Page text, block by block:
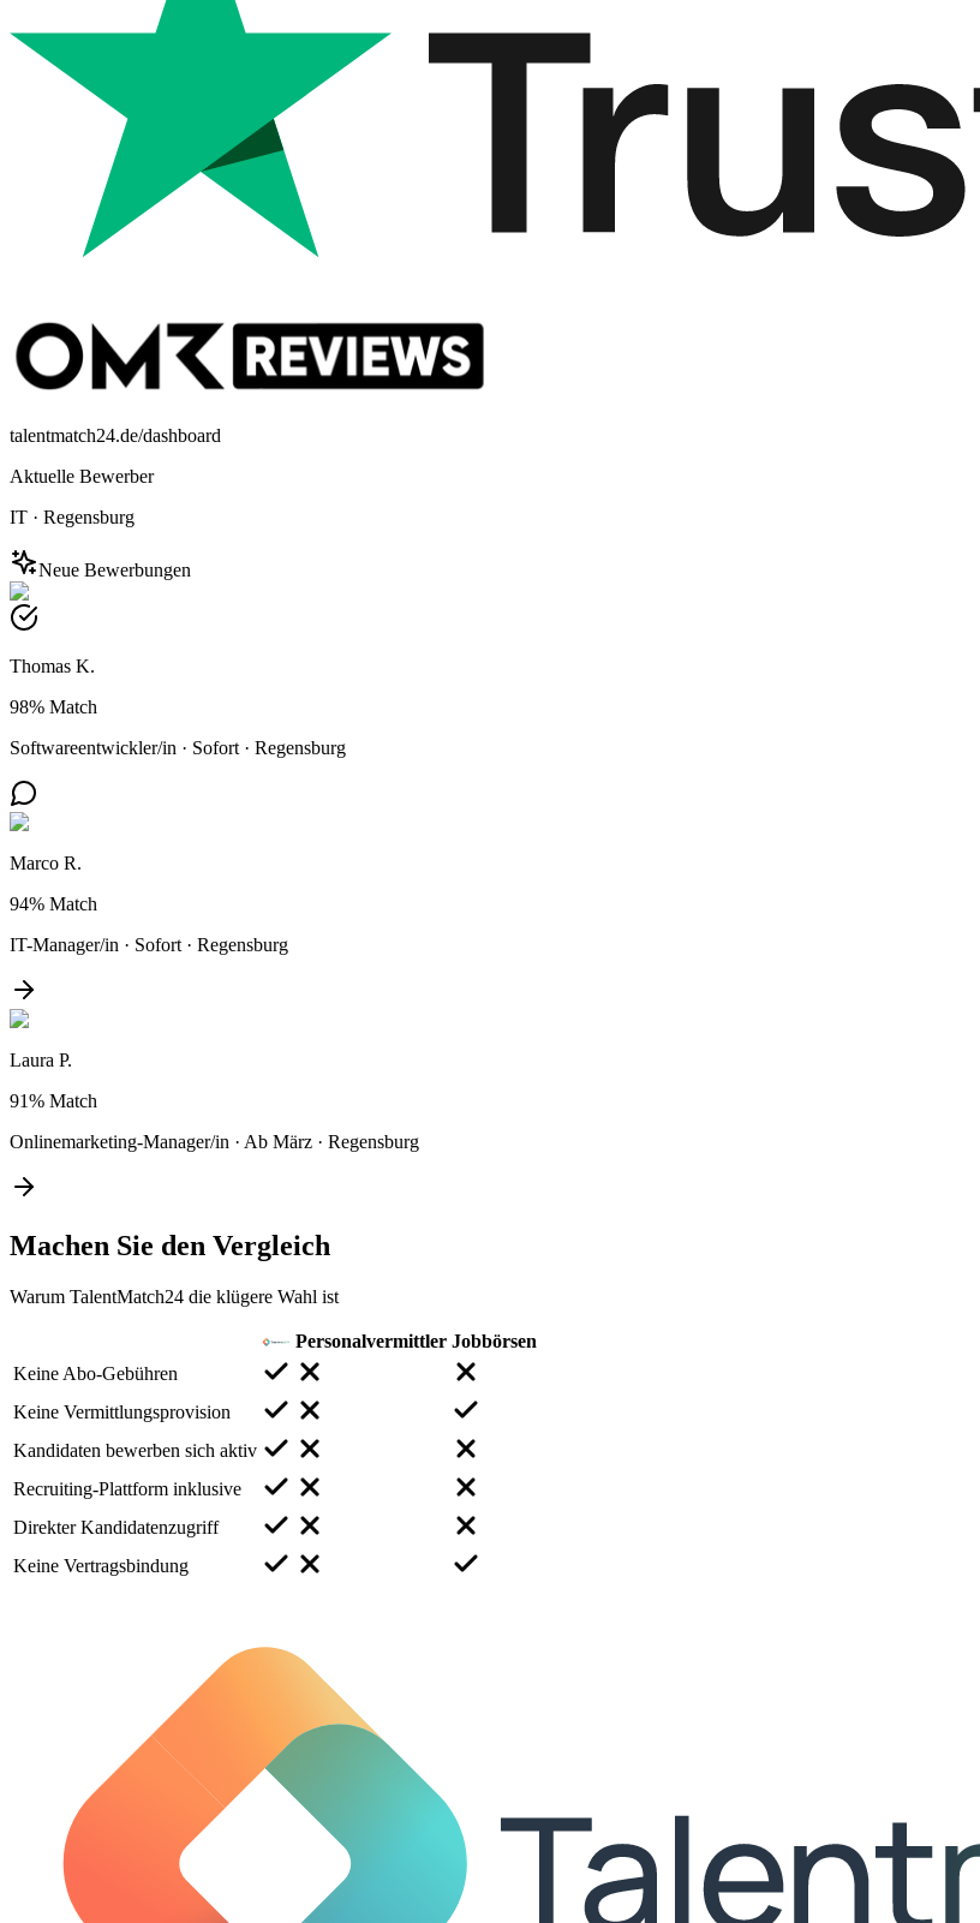
talentmatch24.de/dashboard
Aktuelle Bewerber
IT · Regensburg
Neue Bewerbungen
Thomas K.
98% Match
Softwareentwickler/in · Sofort · Regensburg
Marco R.
94% Match
IT-Manager/in · Sofort · Regensburg
Laura P.
91% Match
Onlinemarketing-Manager/in · Ab März · Regensburg
Machen Sie den Vergleich
Warum TalentMatch24 die klügere Wahl ist
Personalvermittler Jobbörsen
Keine Abo-Gebühren
Keine Vermittlungsprovision
Kandidaten bewerben sich aktiv
Recruiting-Plattform inklusive
Direkter Kandidatenzugriff
Keine Vertragsbindung